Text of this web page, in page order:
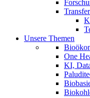
Unsere Themen
One
KI,